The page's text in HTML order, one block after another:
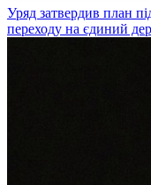
Уряд затвердив план
переходу на єдиний